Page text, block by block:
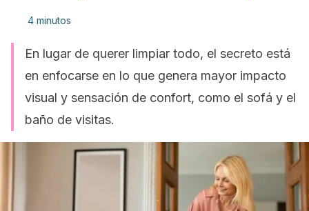
4 minutos
En lugar de querer limpiar todo, el secreto está
en enfocarse en lo que genera mayor impacto
visual y sensación de confort, como el sofá y el
baño de visitas.